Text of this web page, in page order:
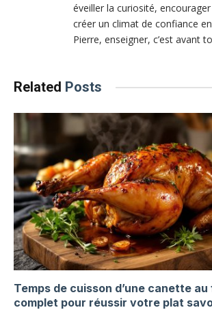
éveiller la curiosité,
créer un climat de confiance
Pierre, enseigner, c’est avant
Related Posts
Temps de cuisson d’une canette au
complet pour réussir votre plat